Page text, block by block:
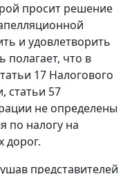
просит решение
и удовлетворить
полагает, что в
17 Налогового
статьи 57
не определены
по налогу на
дорог.
представителей